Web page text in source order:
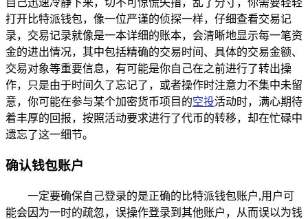
自己迅速冷静下来，切不可惊慌失措，乱了分寸，你需要轻轻
打开比特派钱包，像一位严谨的侦探一样，仔细查看交易记
录，交易记录就像是一本详细的账本，会清晰地显示每一笔资
金的进出情况，其中包括精确的交易时间、具体的交易金额、
交易对象等重要信息，有可能是你自己在之前进行了转出操
作，只是由于时间久了忘记了，或者操作时注意力不集中未留
意，你可能在参与某个加密货币项目的空投活动时，满心期待
着丰厚的回报，按照活动要求进行了代币的转移，却在忙碌中
遗忘了这一细节。
确认钱包账户
一定要确保自己登录的是正确的比特派钱包账户,用户可
能会因为一时的疏忽，误操作登录到其他账户，从而误以为钱